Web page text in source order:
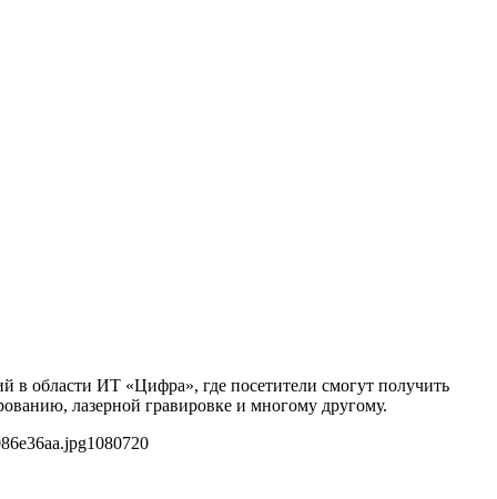
области ИТ «Цифра», где посетители смогут получить
лазерной гравировке и многому другому.
1080720